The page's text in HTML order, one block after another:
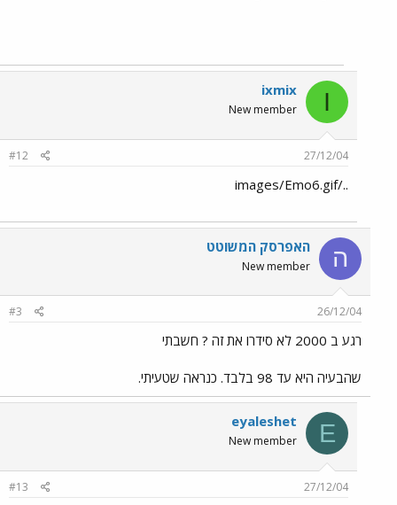
I
ixmix
New member
27/12/04
#12
../images/Emo6.gif
ה האפרסק המשוטט
New member
26/12/04
#3
רגע ב 2000 לא סידרו את זה ? חשבתי
שהבעיה היא עד 98 בלבד. כנראה שטעיתי.
E
eyaleshet
New member
27/12/04
#13